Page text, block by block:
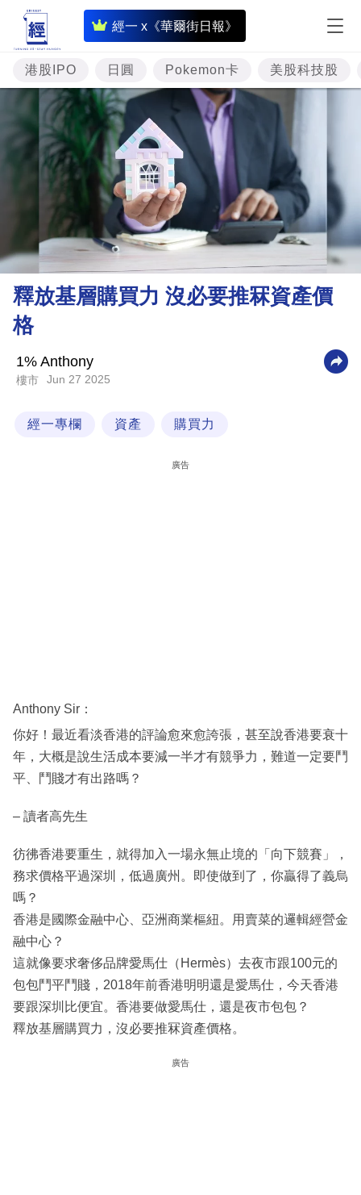
經一 x《華爾街日報》
即
時
財
經
專
題
投
資
市
理
財
科
港股IPO 日圓 Pokemon卡 美股科技股
釋放基層購買力 沒必要推冧資產價
格
1% Anthony
樓市 Jun 27 2025
經一專欄 資產 購買力
廣告
Anthony Sir：
你好！最近看淡香港的評論愈來愈誇張，甚至說香港要衰十
年，大概是說生活成本要減一半才有競爭力，難道一定要鬥
平、鬥賤才有出路嗎？
– 讀者高先生
彷彿香港要重生，就得加入一場永無止境的「向下競賽」，
務求價格平過深圳，低過廣州。即使做到了，你贏得了義烏
嗎？
香港是國際金融中心、亞洲商業樞紐。用賣菜的邏輯經營金
融中心？
這就像要求奢侈品牌愛馬仕（Hermès）去夜市跟100元的
包包鬥平鬥賤，2018年前香港明明還是愛馬仕，今天香港
要跟深圳比便宜。香港要做愛馬仕，還是夜市包包？
釋放基層購買力，沒必要推冧資產價格。
廣告